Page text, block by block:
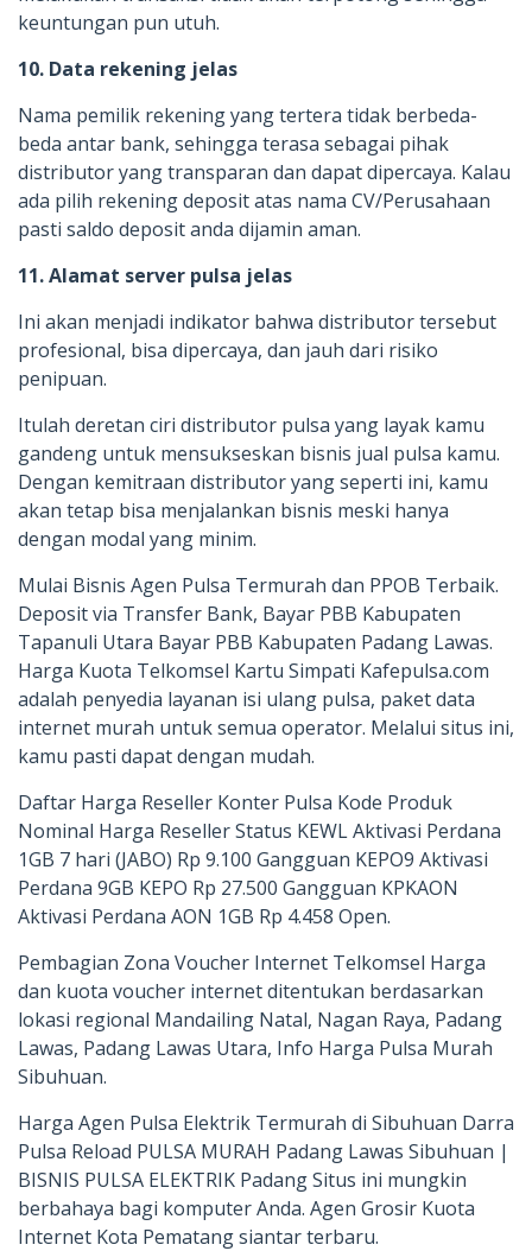
keuntungan pun utuh.
10. Data rekening jelas
Nama pemilik rekening yang tertera tidak berbeda-
beda antar bank, sehingga terasa sebagai pihak
distributor yang transparan dan dapat dipercaya. Kalau
ada pilih rekening deposit atas nama CV/Perusahaan
pasti saldo deposit anda dijamin aman.
11. Alamat server pulsa jelas
Ini akan menjadi indikator bahwa distributor tersebut
profesional, bisa dipercaya, dan jauh dari risiko
penipuan.
Itulah deretan ciri distributor pulsa yang layak kamu
gandeng untuk mensukseskan bisnis jual pulsa kamu.
Dengan kemitraan distributor yang seperti ini, kamu
akan tetap bisa menjalankan bisnis meski hanya
dengan modal yang minim.
Mulai Bisnis Agen Pulsa Termurah dan PPOB Terbaik.
Deposit via Transfer Bank, Bayar PBB Kabupaten
Tapanuli Utara Bayar PBB Kabupaten Padang Lawas.
Harga Kuota Telkomsel Kartu Simpati Kafepulsa.com
adalah penyedia layanan isi ulang pulsa, paket data
internet murah untuk semua operator. Melalui situs ini,
kamu pasti dapat dengan mudah.
Daftar Harga Reseller Konter Pulsa Kode Produk
Nominal Harga Reseller Status KEWL Aktivasi Perdana
1GB 7 hari (JABO) Rp 9.100 Gangguan KEPO9 Aktivasi
Perdana 9GB KEPO Rp 27.500 Gangguan KPKAON
Aktivasi Perdana AON 1GB Rp 4.458 Open.
Pembagian Zona Voucher Internet Telkomsel Harga
dan kuota voucher internet ditentukan berdasarkan
lokasi regional Mandailing Natal, Nagan Raya, Padang
Lawas, Padang Lawas Utara, Info Harga Pulsa Murah
Sibuhuan.
Harga Agen Pulsa Elektrik Termurah di Sibuhuan Darra
Pulsa Reload PULSA MURAH Padang Lawas Sibuhuan |
BISNIS PULSA ELEKTRIK Padang Situs ini mungkin
berbahaya bagi komputer Anda. Agen Grosir Kuota
Internet Kota Pematang siantar terbaru.